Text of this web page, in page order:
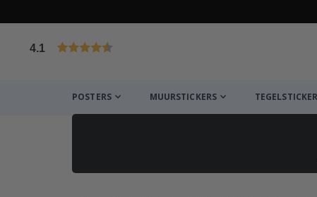
4.1
POSTERS MUURSTICKERS